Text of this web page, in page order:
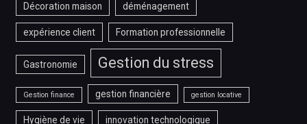
Décoration maison déménagement
expérience client Formation professionnelle
Gastronomie Gestion du stress
Gestion finance gestion financière gestion locative
Hygiène de vie innovation technologique